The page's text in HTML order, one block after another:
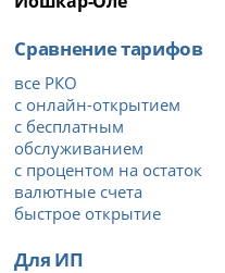
Сравнение тарифов
все РКО
с онлайн-открытием
с бесплатным
обслуживанием
с процентом на остаток
валютные счета
быстрое открытие
Для ИП